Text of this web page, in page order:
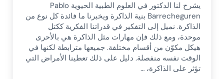
يشرح لنا الدكتور في العلوم الطبية الحيوية Pablo
Barrecheguren بنية الذاكرة ويخبرنا ما فائدة كل نوع من
الذاكرة. نميل إلى التفكير في قدراتنا الفكرية ككتل
موحدة، ومع ذلك فإن مهارات مثل الذاكرة هي بالأحرى
هيكل مكوّن من أقسام مختلفة. جميعها مترابطة لكنها في
الوقت نفسه منفصلة. دليل على ذلك تعطينا الأمراض التي
تؤثر على الذاكرة، …